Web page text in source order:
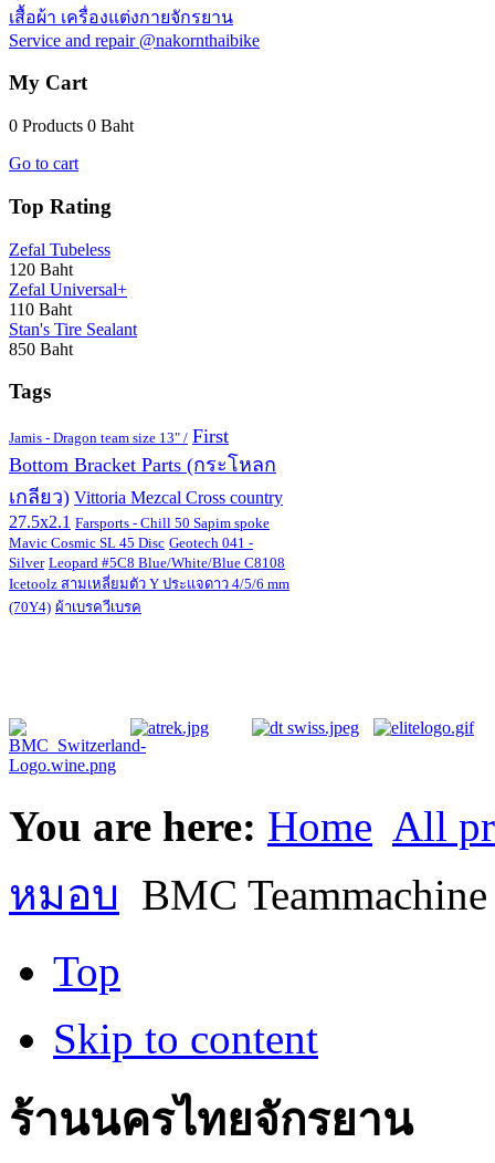
เสื้อผ้า เครื่องแต่งกายจักรยาน
Service and repair @nakornthaibike
My Cart
0 Products 0 Baht
Go to cart
Top Rating
Zefal Tubeless
120 Baht
Zefal Universal+
110 Baht
Stan's Tire Sealant
850 Baht
Tags
Jamis - Dragon team size 13" / First
Bottom Bracket Parts (กระโหลก
เกลียว) Vittoria Mezcal Cross country
27.5x2.1 Farsports - Chill 50 Sapim spoke
Mavic Cosmic SL 45 Disc Geotech 041 -
Silver Leopard #5C8 Blue/White/Blue C8108
Icetoolz สามเหลี่ยมตัว Y ประแจดาว 4/5/6 mm
(70Y4) ผ้าเบรควีเบรค
You are here: Home All
หมอบ BMC
Top
Skip to content
ร้านนครไทยจักรยาน